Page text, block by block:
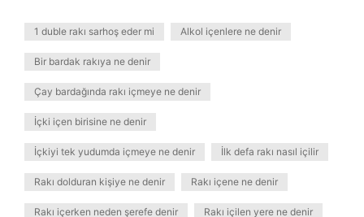
1 duble rakı sarhoş eder mi Alkol içenlere ne denir
Bir bardak rakıya ne denir
Çay bardağında rakı içmeye ne denir
İçki içen birisine ne denir
İçkiyi tek yudumda içmeye ne denir İlk defa rakı nasıl içilir
Rakı dolduran kişiye ne denir Rakı içene ne denir
Rakı içerken neden şerefe denir Rakı içilen yere ne denir